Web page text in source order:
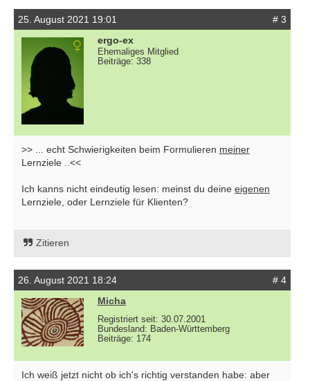
25. August 2021 19:01
# 3
ergo-ex
Ehemaliges Mitglied
Beiträge: 338
>> ... echt Schwierigkeiten beim Formulieren meiner
Lernziele ..<<
Ich kanns nicht eindeutig lesen: meinst du deine eigenen
Lernziele, oder Lernziele für Klienten?
Zitieren
26. August 2021 18:24
# 4
Micha
Registriert seit: 30.07.2001
Bundesland: Baden-Württemberg
Beiträge: 174
Ich weiß jetzt nicht ob ich's richtig verstanden habe: aber